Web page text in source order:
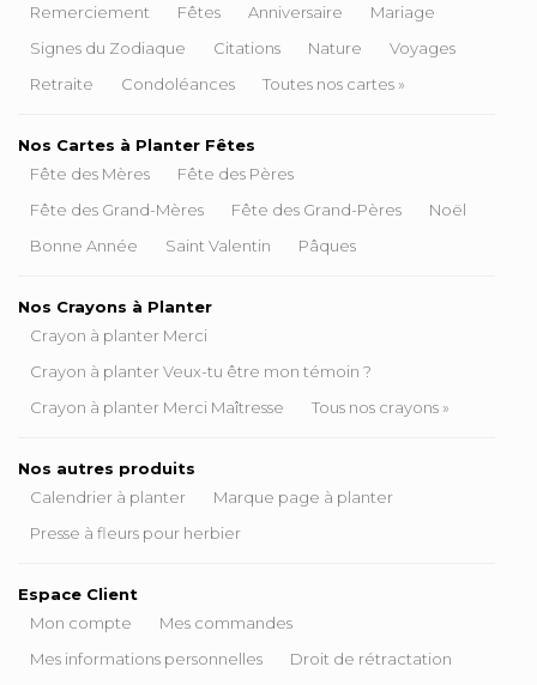
Remerciement
Fêtes Anniversaire
Mariage
Signes du Zodiaque
Citations Nature
Voyages
Retraite
Condoléances Toutes nos cartes »
Nos Cartes à Planter Fêtes
Fête des Mères
Fête des Pères
Fête des Grand-Mères
Fête des Grand-Pères
Noël
Bonne Année
Saint Valentin Pâques
Nos Crayons à Planter
Crayon à planter Merci
Crayon à planter Veux-tu être mon témoin ?
Crayon à planter Merci Maîtresse
Tous nos crayons »
Nos autres produits
Calendrier à planter
Marque page à planter
Presse à fleurs pour herbier
Espace Client
Mon compte
Mes commandes
Mes informations personnelles
Droit de rétractation